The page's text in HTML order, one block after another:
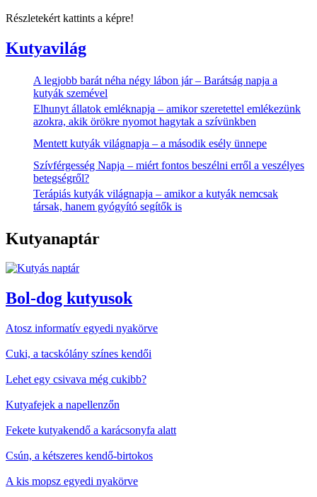
Részletekért kattints a képre!
Kutyavilág
A legjobb barát néha négy lábon jár – Barátság napja a
kutyák szemével
Elhunyt állatok emléknapja – amikor szeretettel emlékezünk
azokra, akik örökre nyomot hagytak a szívünkben
Mentett kutyák világnapja – a második esély ünnepe
Szívférgesség Napja – miért fontos beszélni erről a veszélyes
betegségről?
Terápiás kutyák világnapja – amikor a kutyák nemcsak
társak, hanem gyógyító segítők is
Kutyanaptár
Bol-dog kutyusok
Atosz informatív egyedi nyakörve
Cuki, a tacskólány színes kendői
Lehet egy csivava még cukibb?
Kutyafejek a napellenzőn
Fekete kutyakendő a karácsonyfa alatt
Csún, a kétszeres kendő-birtokos
A kis mopsz egyedi nyakörve